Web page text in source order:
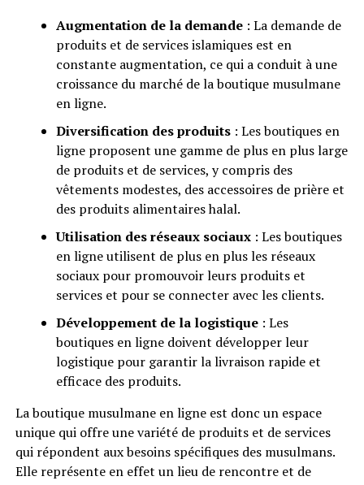
Augmentation de la demande: La demande de
produits et de services islamiques est en
constante augmentation, ce qui a conduit à une
croissance du marché de la boutique musulmane
en ligne.
Diversification des produits: Les boutiques en
ligne proposent une gamme de plus en plus large
de produits et de services, y compris des
vêtements modestes, des accessoires de prière et
des produits alimentaires halal.
Utilisation des réseaux sociaux: Les boutiques
en ligne utilisent de plus en plus les réseaux
sociaux pour promouvoir leurs produits et
services et pour se connecter avec les clients.
Développement de la logistique: Les
boutiques en ligne doivent développer leur
logistique pour garantir la livraison rapide et
efficace des produits.
La boutique musulmane en ligne est donc un espace
unique qui offre une variété de produits et de services
qui répondent aux besoins spécifiques des musulmans.
Elle représente en effet un lieu de rencontre et de